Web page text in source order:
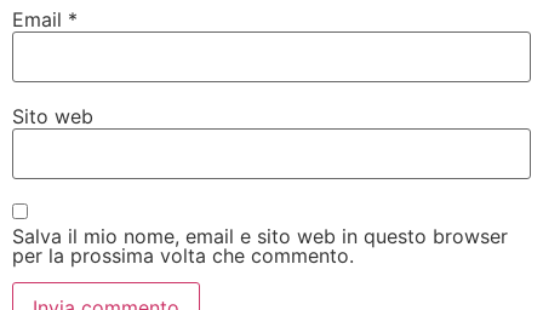
Email *
Sito web
Salva il mio nome, email e sito web in questo browser
per la prossima volta che commento.